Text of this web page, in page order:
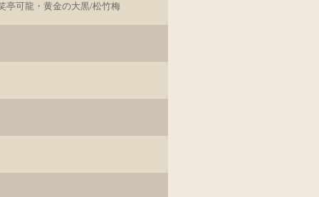
可龍・黄金の大黒/松竹梅